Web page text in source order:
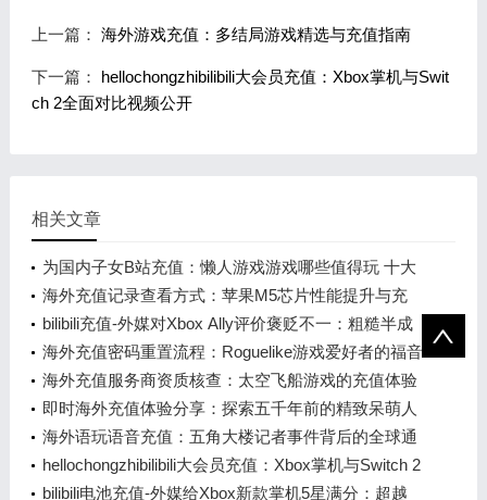
上一篇： 海外游戏充值：多结局游戏精选与充值指南
下一篇： hellochongzhibilibili大会员充值：Xbox掌机与Swit
ch 2全面对比视频公开
相关文章
为国内子女B站充值：懒人游戏游戏哪些值得玩 十大
必玩懒人游戏游戏盘点
海外充值记录查看方式：苹果M5芯片性能提升与充
值指南
bilibili充值-外媒对Xbox Ally评价褒贬不一：粗糙半成
品 未来可期？
海外充值密码重置流程：Roguelike游戏爱好者的福音
海外充值服务商资质核查：太空飞船游戏的充值体验
与排行榜
即时海外充值体验分享：探索五千年前的精致呆萌人
面像
海外语玩语音充值：五角大楼记者事件背后的全球通
讯新趋势
hellochongzhibilibili大会员充值：Xbox掌机与Switch 2
全面对比视频公开
bilibili电池充值-外媒给Xbox新款掌机5星满分：超越